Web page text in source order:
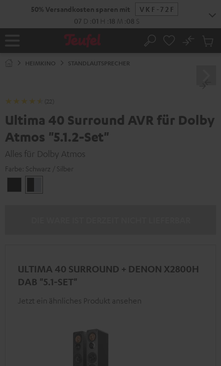
Startseite Suche
No
HEIMKINO STANDLAUTSPRECHER
(22)
Ultima 40 Surround AVR für Dolby
Atmos "5.1.2-Set"
Alles für Dolby Atmos
Farbe: Schwarz / Silber
/
ULTIMA 40 SURROUND + DENON X2800H
DAB "5.1-SET"
Jetzt ein ähnliches Produkt ansehen